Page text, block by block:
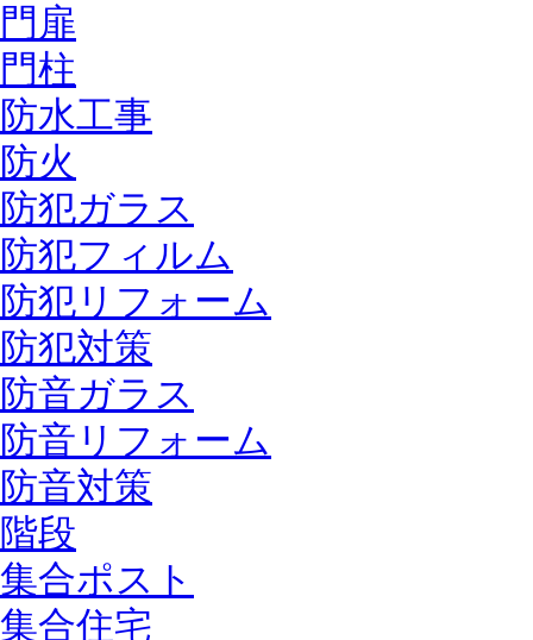
門扉
門柱
防水工事
防火
防犯ガラス
防犯フィルム
防犯リフォーム
防犯対策
防音ガラス
防音リフォーム
防音対策
階段
集合ポスト
集合住宅